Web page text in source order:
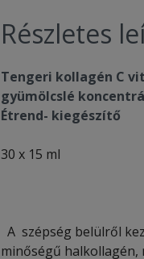
Részletes
Tengeri kollagén C
gyümölcslé
Étrend- kiegészítő
30 x 15 ml
A szépség belülről
minőségű halkollagén,